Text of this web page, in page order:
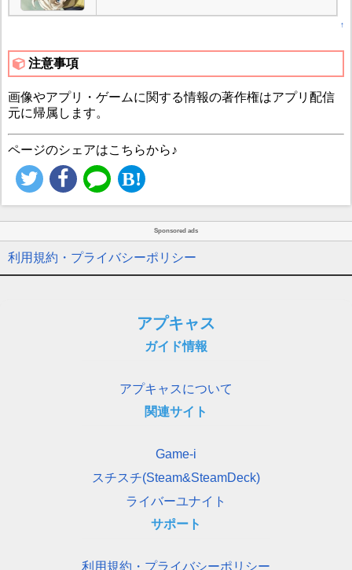
↑
注意事項
画像やアプリ・ゲームに関する情報の著作権はアプリ配信
元に帰属します。
ページのシェアはこちらから♪
Sponsored ads
利用規約・プライバシーポリシー
アプキャス
ガイド情報
アプキャスについて
関連サイト
Game-i
スチスチ(Steam&SteamDeck)
ライバーユナイト
サポート
利用規約・プライバシーポリシー